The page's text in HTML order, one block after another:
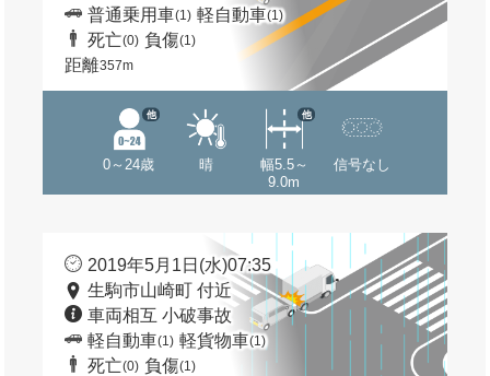
普通乗用車(1) 軽自動車(1)
死亡(0) 負傷(1)
距離357m
0～24歳
他
晴
幅5.5～
9.0m
他
信号なし
2019年5月1日(水)07:35
生駒市山崎町 付近
車両相互 小破事故
軽自動車(1) 軽貨物車(1)
死亡(0) 負傷(1)